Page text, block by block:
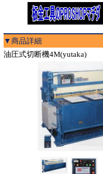
▼商品詳細
油圧式切断機4M(yutaka)